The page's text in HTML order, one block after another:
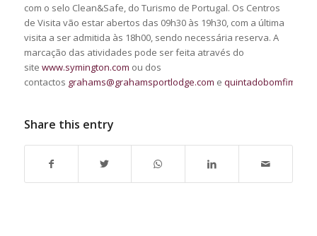
com o selo Clean&Safe, do Turismo de Portugal. Os Centros
de Visita vão estar abertos das 09h30 às 19h30, com a última
visita a ser admitida às 18h00, sendo necessária reserva. A
marcação das atividades pode ser feita através do
site www.symington.com ou dos
contactos grahams@grahamsportlodge.com e
Share this entry